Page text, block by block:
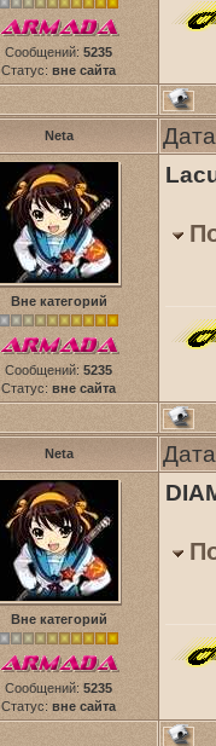
Сообщений: 5235
Статус: вне сайта
Neta
Вне категорий
Сообщений: 5235
Статус: вне сайта
Neta
Вне категорий
Сообщений: 5235
Статус: вне сайта